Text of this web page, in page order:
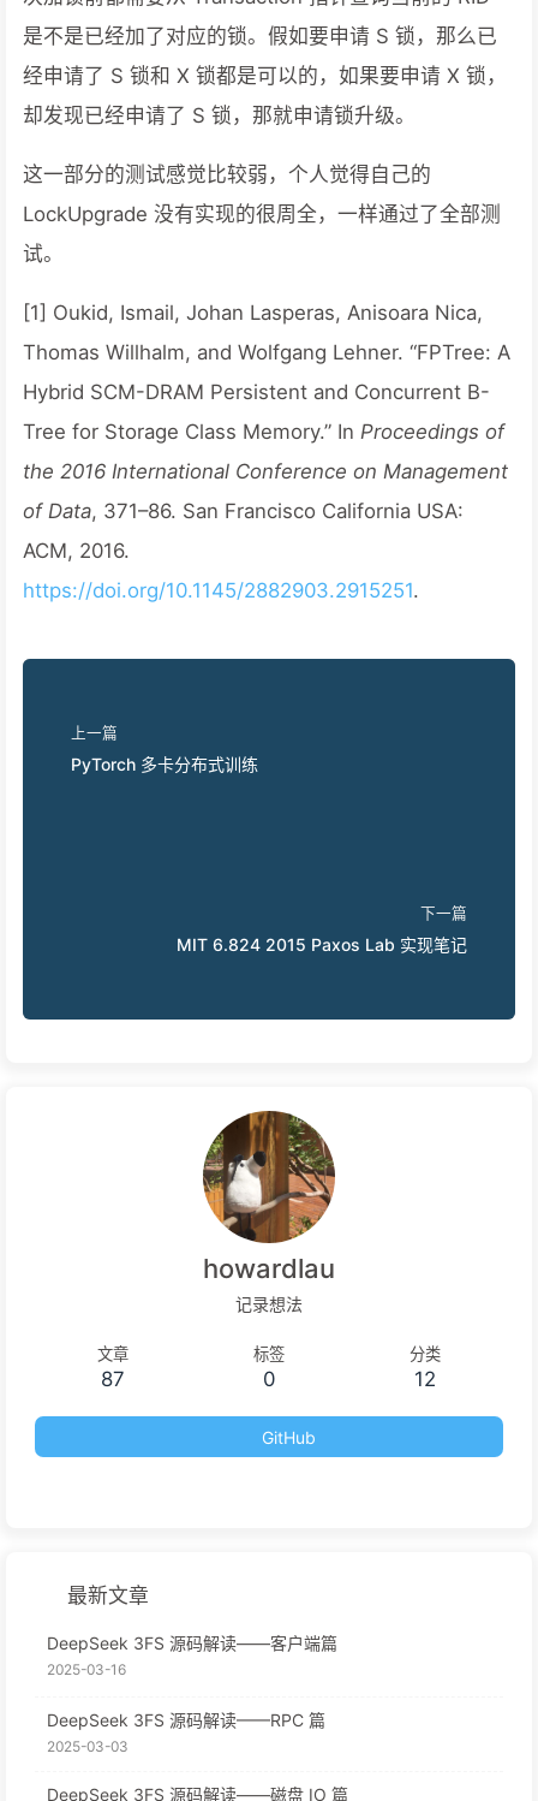
是不是已经加了对应的锁。假如要申请 S 锁，那么已
经申请了 S 锁和 X 锁都是可以的，如果要申请 X 锁，
却发现已经申请了 S 锁，那就申请锁升级。
这一部分的测试感觉比较弱，个人觉得自己的
LockUpgrade 没有实现的很周全，一样通过了全部测
试。
[1] Oukid, Ismail, Johan Lasperas, Anisoara Nica,
Thomas Willhalm, and Wolfgang Lehner. “FPTree: A
Hybrid SCM-DRAM Persistent and Concurrent B-
Tree for Storage Class Memory.” In Proceedings of
the 2016 International Conference on Management
of Data, 371–86. San Francisco California USA:
ACM, 2016.
https://doi.org/10.1145/2882903.2915251.
上一篇
PyTorch 多卡分布式训练
下一篇
MIT 6.824 2015 Paxos Lab 实现笔记
howardlau
记录想法
文章
87
标签
0
分类
12
GitHub
最新文章
DeepSeek 3FS 源码解读——客户端篇
2025-03-16
DeepSeek 3FS 源码解读——RPC 篇
2025-03-03
DeepSeek 3FS 源码解读——磁盘 IO 篇